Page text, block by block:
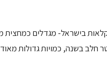
מתמר מג'הול, 180 מיליון ליטר חלב בשנה,